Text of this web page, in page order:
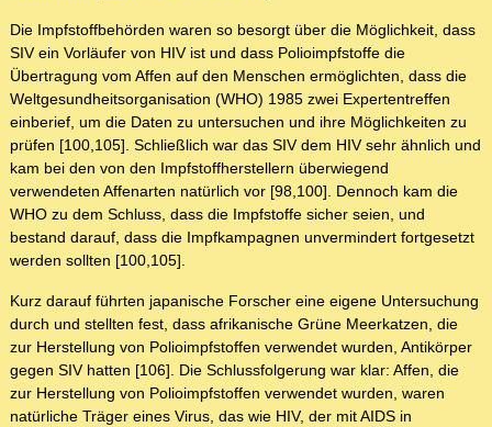
Die Impfstoffbehörden waren so besorgt über die Möglichkeit, dass
SIV ein Vorläufer von HIV ist und dass Polioimpfstoffe die
Übertragung vom Affen auf den Menschen ermöglichten, dass die
Weltgesundheitsorganisation (WHO) 1985 zwei Expertentreffen
einberief, um die Daten zu untersuchen und ihre Möglichkeiten zu
prüfen [100,105]. Schließlich war das SIV dem HIV sehr ähnlich und
kam bei den von den Impfstoffherstellern überwiegend
verwendeten Affenarten natürlich vor [98,100]. Dennoch kam die
WHO zu dem Schluss, dass die Impfstoffe sicher seien, und
bestand darauf, dass die Impfkampagnen unvermindert fortgesetzt
werden sollten [100,105].
Kurz darauf führten japanische Forscher eine eigene Untersuchung
durch und stellten fest, dass afrikanische Grüne Meerkatzen, die
zur Herstellung von Polioimpfstoffen verwendet wurden, Antikörper
gegen SIV hatten [106]. Die Schlussfolgerung war klar: Affen, die
zur Herstellung von Polioimpfstoffen verwendet wurden, waren
natürliche Träger eines Virus, das wie HIV, der mit AIDS in